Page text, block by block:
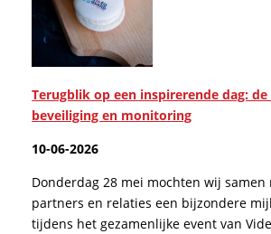
Terugblik op een inspirerende dag:
beveiliging en monitoring
10-06-2026
Donderdag 28 mei mochten wij samen
partners en relaties een bijzondere
tijdens het gezamenlijke event van